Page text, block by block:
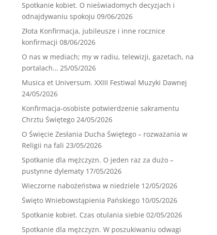
Spotkanie kobiet. O nieświadomych decyzjach i
odnajdywaniu spokoju 09/06/2026
Złota Konfirmacja, jubileusze i inne rocznice
konfirmacji 08/06/2026
O nas w mediach; my w radiu, telewizji, gazetach, na
portalach… 25/05/2026
Musica et Universum. XXIII Festiwal Muzyki Dawnej
24/05/2026
Konfirmacja-osobiste potwierdzenie sakramentu
Chrztu Świętego 24/05/2026
O Święcie Zesłania Ducha Świętego – rozważania w
Religii na fali 23/05/2026
Spotkanie dla mężczyzn. O jeden raz za dużo –
pustynne dylematy 17/05/2026
Wieczorne nabożeństwa w niedziele 12/05/2026
Święto Wniebowstąpienia Pańskiego 10/05/2026
Spotkanie kobiet. Czas otulania siebie 02/05/2026
Spotkanie dla mężczyzn. W poszukiwaniu odwagi